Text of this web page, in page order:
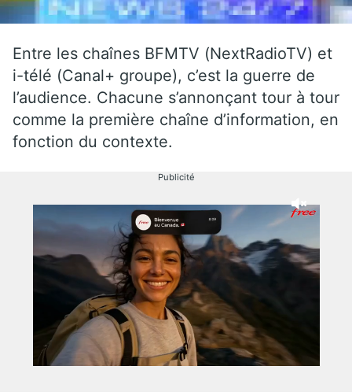
Entre les chaînes BFMTV (NextRadioTV) et
i-télé (Canal+ groupe), c’est la guerre de
l’audience. Chacune s’annonçant tour à tour
comme la première chaîne d’information, en
fonction du contexte.
Publicité